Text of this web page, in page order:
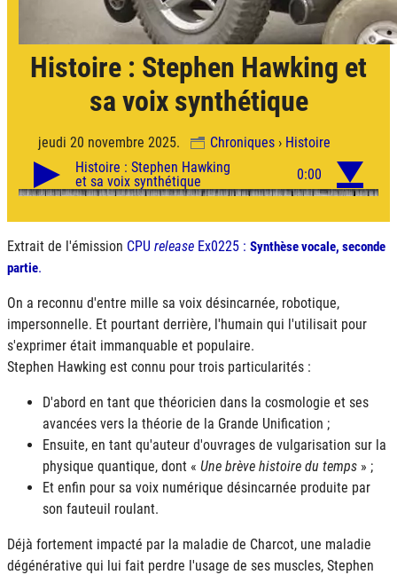
Histoire : Stephen Hawking et
sa voix synthétique
jeudi 20 novembre 2025. Chroniques› Histoire
Extrait de l'émission CPU release Ex0225 : Synthèse vocale, seconde
partie.
On a reconnu d'entre mille sa voix désincarnée, robotique,
impersonnelle. Et pourtant derrière, l'humain qui l'utilisait pour
s'exprimer était immanquable et populaire.
Stephen Hawking est connu pour trois particularités :
D'abord en tant que théoricien dans la cosmologie et ses
avancées vers la théorie de la Grande Unification ;
Ensuite, en tant qu'auteur d'ouvrages de vulgarisation sur la
physique quantique, dont « Une brève histoire du temps » ;
Et enfin pour sa voix numérique désincarnée produite par
son fauteuil roulant.
Déjà fortement impacté par la maladie de Charcot, une maladie
dégénérative qui lui fait perdre l'usage de ses muscles, Stephen